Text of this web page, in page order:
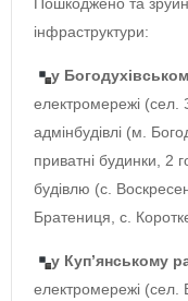
інфраструктури:
у
електромережі (сел.
адмінбудівлі (м.
приватні будинки, 2
будівлю (с.
Братениця, с.
у Куп’янському
електромережі (сел.